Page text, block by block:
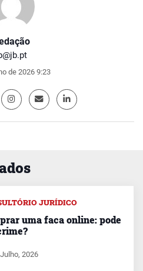
de 2026 9:23
JURÍDICO
uma faca online: pode
2026